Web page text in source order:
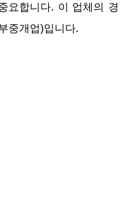
요합니다. 이 업체의 경
중개업)입니다.